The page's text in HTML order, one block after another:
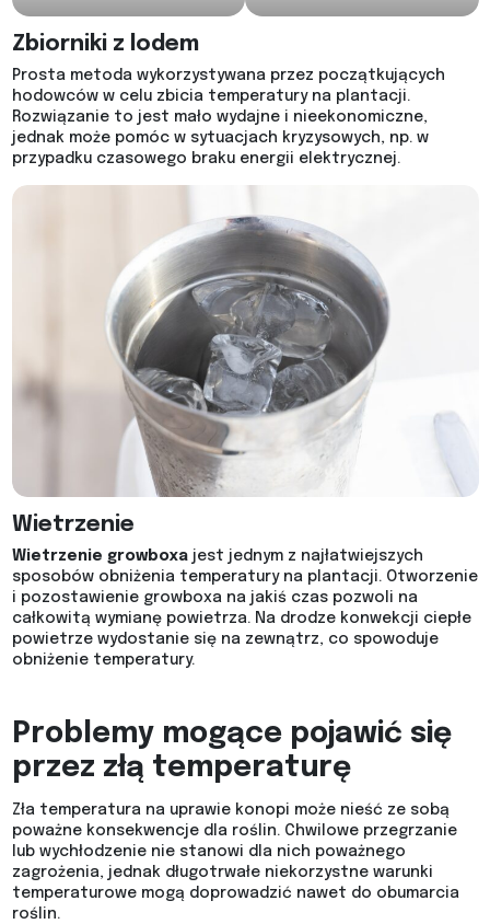
Zbiorniki z lodem
Prosta metoda wykorzystywana przez początkujących
hodowców w celu zbicia temperatury na plantacji.
Rozwiązanie to jest mało wydajne i nieekonomiczne,
jednak może pomóc w sytuacjach kryzysowych, np. w
przypadku czasowego braku energii elektrycznej.
Wietrzenie
Wietrzenie growboxa jest jednym z najłatwiejszych
sposobów obniżenia temperatury na plantacji. Otworzenie
i pozostawienie growboxa na jakiś czas pozwoli na
całkowitą wymianę powietrza. Na drodze konwekcji ciepłe
powietrze wydostanie się na zewnątrz, co spowoduje
obniżenie temperatury.
Problemy mogące pojawić się
przez złą temperaturę
Zła temperatura na uprawie konopi może nieść ze sobą
poważne konsekwencje dla roślin. Chwilowe przegrzanie
lub wychłodzenie nie stanowi dla nich poważnego
zagrożenia, jednak długotrwałe niekorzystne warunki
temperaturowe mogą doprowadzić nawet do obumarcia
roślin.